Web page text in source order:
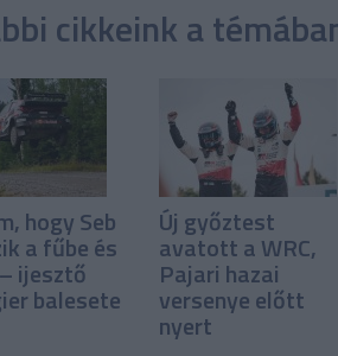
cikkeink a
hogy Seb
a fűbe és
ijesztő
balesete
Új győztest
avatott a WRC,
Pajari hazai
versenye előtt
nyert